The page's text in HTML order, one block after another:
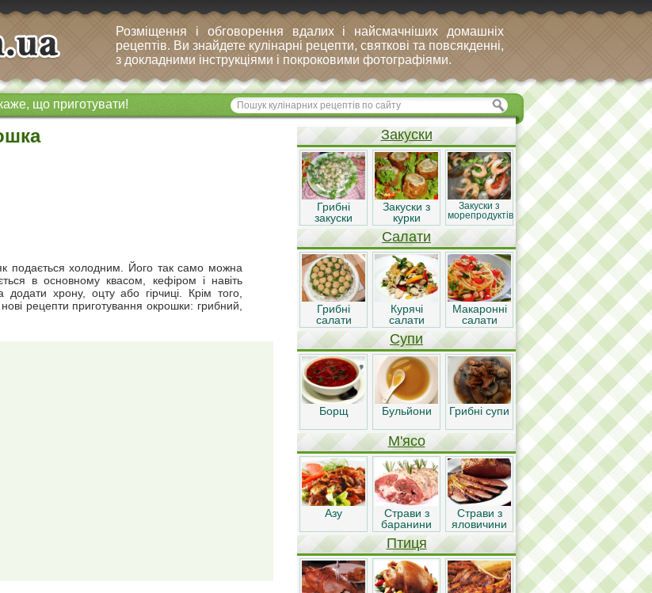
Розміщення і обговорення вдалих і найсмачніших домашніх
рецептів. Ви знайдете кулінарні рецепти, святкові та повсякденні,
з докладними інструкціями і покроковими фотографіями.
що приготувати!
подається холодним. Його так само можна
в основному квасом, кефіром і навіть
хрону, оцту або гірчиці. Крім того,
рецепти приготування окрошки: грибний,
Закуски
Грибні
закуски
Закуски з
курки
Закуски з
морепродуктів
Салати
Грибні
салати
Курячі
салати
Макаронні
салати
Супи
Борщ Бульйони Грибні супи
М'ясо
Азу
Страви з
баранини
Страви з
яловичини
Птиця